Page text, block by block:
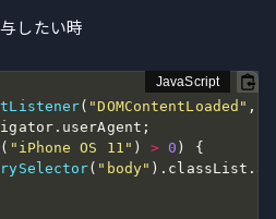
したい時
( "DOMContentLoaded" ,
. userAgent ;
( "iPhone OS 11" ) > 0 )
{
( "body" ) . classList .